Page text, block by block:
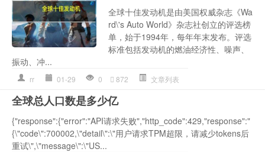
全球十佳发动机是由美国权威杂志《Wa
rd\'s Auto World》杂志社创立的评选榜
单，始于1994年，每年年末发布。评选
标准包括发动机的燃油经济性、噪声、
振动、冲...
rr 01-29 0 872 文章列表
全球总人口数是多少亿
{"response":{"error":"API请求失败","http_code":429,"response":"
{\"code\":700002,\"detail\":\"用户请求TPM超限，请减少tokens后
重试\",\"message\":\"US...